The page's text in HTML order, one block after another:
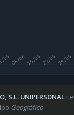
0608/06 15/0622/06 29/06
S.L. UNIPERSONAL
Geográfico.